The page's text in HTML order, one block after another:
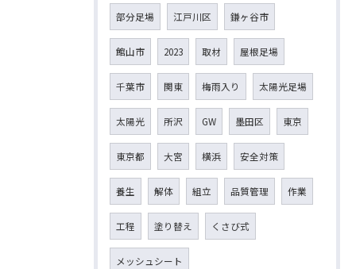
部分足場 江戸川区 鎌ヶ谷市
館山市 2023 取材 屋根足場
千葉市 関東 梅雨入り 太陽光足場
太陽光 所沢 GW 墨田区 東京
東京都 大宮 横浜 安全対策
養生 解体 組立 品質管理 作業
工程 塗り替え くさび式
メッシュシート